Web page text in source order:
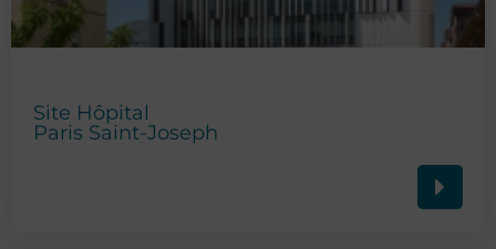
Site Hôpital
Paris Saint-Joseph